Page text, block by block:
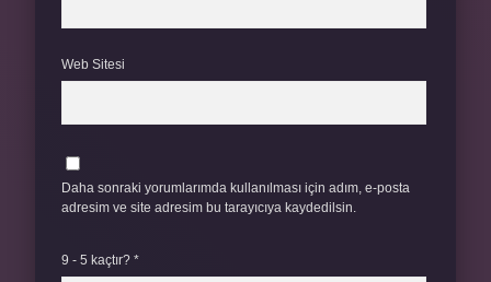
Web Sitesi
Daha sonraki yorumlarımda kullanılması için adım, e-posta
adresim ve site adresim bu tarayıcıya kaydedilsin.
9 - 5 kaçtır? *